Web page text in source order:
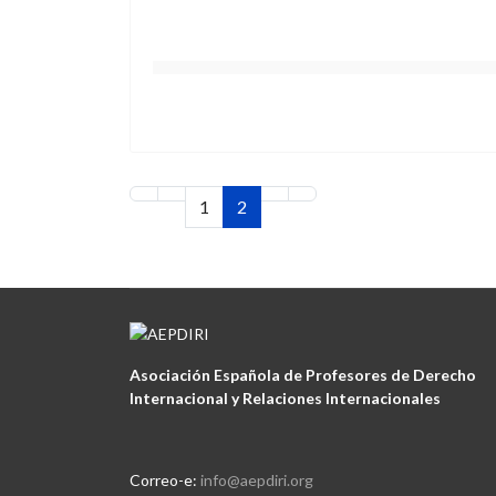
1 2
Asociación Española de Profesores de Derecho
Internacional y Relaciones Internacionales
Correo-e: info@aepdiri.org